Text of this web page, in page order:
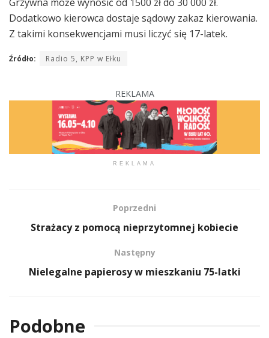
Dodatkowo kierowca dostaje sądowy zakaz kierowania.
Z takimi konsekwencjami musi liczyć się 17-latek.
Źródło: Radio 5, KPP w Ełku
REKLAMA
REKLAMA
Poprzedni
Strażacy z pomocą nieprzytomnej kobiecie
Następny
Nielegalne papierosy w mieszkaniu 75-latki
Podobne